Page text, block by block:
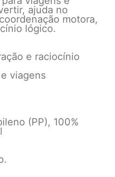
ajuda no
motora,
lógico.
e raciocínio
viagens
(PP), 100%